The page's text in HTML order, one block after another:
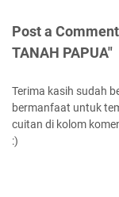
Post a
TANAH PAPUA"
Terima kasih sudah
bermanfaat untuk
cuitan di kolom
:)